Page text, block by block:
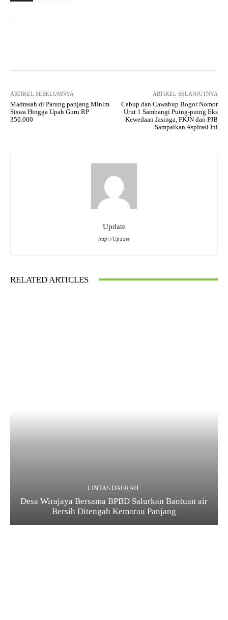
ARTIKEL SEBELUMNYA
Madrasah di Parung panjang Minim
Siswa Hingga Upah Guru RP
350.000
ARTIKEL SELANJUTNYA
Cabup dan Cawabup Bogor Nomor
Urut 1 Sambangi Puing-puing Eks
Kewedaan Jasinga, FKJN dan PJB
Sampaikan Aspirasi Ini
Update
http://Update
RELATED ARTICLES
LINTAS DAERAH
Desa Wirajaya Bersama BPBD Salurkan Bantuan air
Bersih Ditengah Kemarau Panjang